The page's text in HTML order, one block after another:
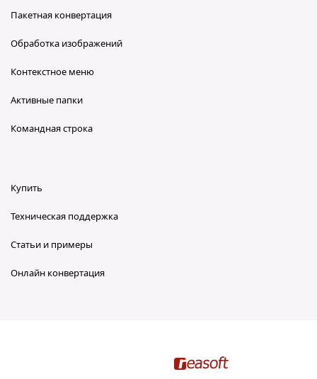
Пакетная конвертация
Обработка изображений
Контекстное меню
Активные папки
Командная строка
Купить
Техническая поддержка
Статьи и примеры
Онлайн конвертация